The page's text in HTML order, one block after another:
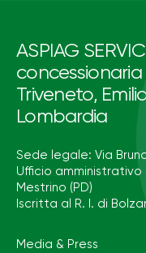
ASPIAG
Triveneto,
Lombardia
Sede legale: Via
Ufficio amministrativo
Mestrino (PD)
Iscritta al R. I. di
Media & Press